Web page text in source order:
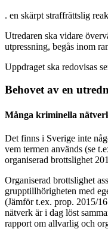
. en skärpt straffrättslig
Utredaren ska vidare
utpressning, begås inom
Uppdraget ska redovisas
Behovet av en
Många kriminella
Det finns i Sverige inte
vem termen används (se
organiserad brottslighet
Organiserad brottslighet
grupptillhörigheten med
(Jämför t.ex. prop. 2015/
nätverk är i dag löst
rapport om allvarlig och